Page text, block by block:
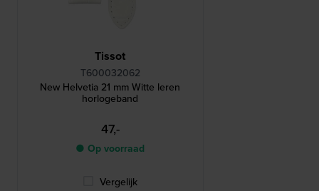
Tissot
T600032062
New Helvetia 21 mm Witte leren
horlogeband
47,-
● Op voorraad
Vergelijk